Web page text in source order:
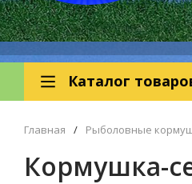
Каталог
Главная / Рыболовные
Кормушка-